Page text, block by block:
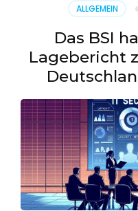
ALLGEMEIN
Das BSI
Lagebericht